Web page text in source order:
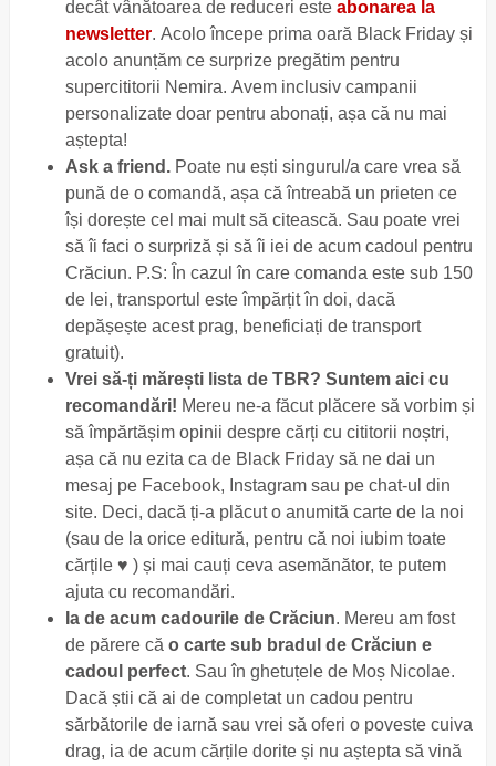
decât vânătoarea de reduceri este abonarea la
newsletter. Acolo începe prima oară Black Friday și
acolo anunțăm ce surprize pregătim pentru
supercititorii Nemira. Avem inclusiv campanii
personalizate doar pentru abonați, așa că nu mai
aștepta!
Ask a friend.Poate nu ești singurul/a care vrea să
pună de o comandă, așa că întreabă un prieten ce
își dorește cel mai mult să citească. Sau poate vrei
să îi faci o surpriză și să îi iei de acum cadoul pentru
Crăciun. P.S: În cazul în care comanda este sub 150
de lei, transportul este împărțit în doi, dacă
depășește acest prag, beneficiați de transport
gratuit).
Vrei să-ți mărești lista de TBR? Suntem aici cu
recomandări! Mereu ne-a făcut plăcere să vorbim și
să împărtășim opinii despre cărți cu cititorii noștri,
așa că nu ezita ca de Black Friday să ne dai un
mesaj pe Facebook, Instagram sau pe chat-ul din
site. Deci, dacă ți-a plăcut o anumită carte de la noi
(sau de la orice editură, pentru că noi iubim toate
cărțile ♥ ) și mai cauți ceva asemănător, te putem
ajuta cu recomandări.
Ia de acum cadourile de Crăciun. Mereu am fost
de părere că o carte sub bradul de Crăciun e
cadoul perfect. Sau în ghetuțele de Moș Nicolae.
Dacă știi că ai de completat un cadou pentru
sărbătorile de iarnă sau vrei să oferi o poveste cuiva
drag, ia de acum cărțile dorite și nu aștepta să vină